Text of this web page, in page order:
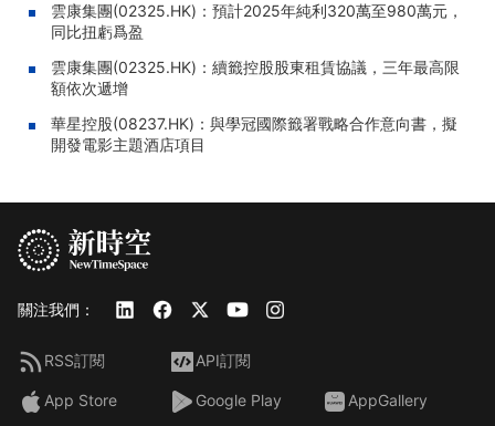
雲康集團(02325.HK)：預計2025年純利320萬至980萬元，
同比扭虧爲盈
雲康集團(02325.HK)：續籤控股股東租賃協議，三年最高限
額依次遞增
華星控股(08237.HK)：與學冠國際籤署戰略合作意向書，擬
開發電影主題酒店項目
關注我們：
RSS訂閱 API訂閱
App Store Google Play AppGallery